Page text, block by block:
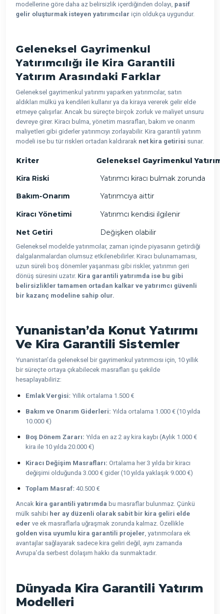
modellerine göre daha az belirsizlik içerdiğinden dolayı, pasif
gelir oluşturmak isteyen yatırımcılar için oldukça uygundur.
Geleneksel Gayrimenkul
Yatırımcılığı ile Kira Garantili
Yatırım Arasındaki Farklar
Geleneksel gayrimenkul yatırımı yaparken yatırımcılar, satın
aldıkları mülkü ya kendileri kullanır ya da kiraya vererek gelir elde
etmeye çalışırlar. Ancak bu süreçte birçok zorluk ve maliyet unsuru
devreye girer. Kiracı bulma, yönetim masrafları, bakım ve onarım
maliyetleri gibi giderler yatırımcıyı zorlayabilir. Kira garantili yatırım
modeli ise bu tür riskleri ortadan kaldırarak net kira getirisi sunar.
Kriter
Geleneksel Gayrimenkul
Kira Riski
Yatırımcı kiracı bulmak zorunda
Bakım-Onarım
Yatırımcıya aittir
Kiracı Yönetimi Yatırımcı kendisi ilgilenir
Net Getiri Değişken olabilir
Geleneksel modelde yatırımcılar, zaman içinde piyasanın getirdiği
dalgalanmalardan olumsuz etkilenebilirler. Kiracı bulunamaması,
uzun süreli boş dönemler yaşanması gibi riskler, yatırımın geri
dönüş süresini uzatır. Kira garantili yatırımda ise bu gibi
belirsizlikler tamamen ortadan kalkar ve yatırımcı güvenli
bir kazanç modeline sahip olur.
Yunanistan’da Konut Yatırımı
Ve Kira Garantili Sistemler
Yunanistan’da geleneksel bir gayrimenkul yatırımcısı için, 10 yıllık
bir süreçte ortaya çıkabilecek masrafları şu şekilde
hesaplayabiliriz:
Emlak Vergisi: Yıllık ortalama 1.500 €
Bakım ve Onarım Giderleri: Yılda ortalama 1.000 € (10 yılda
10.000 €)
Boş Dönem Zararı: Yılda en az 2 ay kira kaybı (Aylık 1.000 €
kira ile 10 yılda 20.000 €)
Kiracı Değişim Masrafları: Ortalama her 3 yılda bir kiracı
değişimi olduğunda 3.000 € gider (10 yılda yaklaşık 9.000 €)
Toplam Masraf: 40.500 €
Ancak kira garantili yatırımda bu masraflar bulunmaz. Çünkü
mülk sahibi her ay düzenli olarak sabit bir kira geliri elde
eder ve ek masraflarla uğraşmak zorunda kalmaz. Özellikle
golden visa uyumlu kira garantili projeler, yatırımcılara ek
avantajlar sağlayarak sadece kira geliri değil, aynı zamanda
Avrupa’da serbest dolaşım hakkı da sunmaktadır.
Dünyada Kira Garantili Yatırım
Modelleri